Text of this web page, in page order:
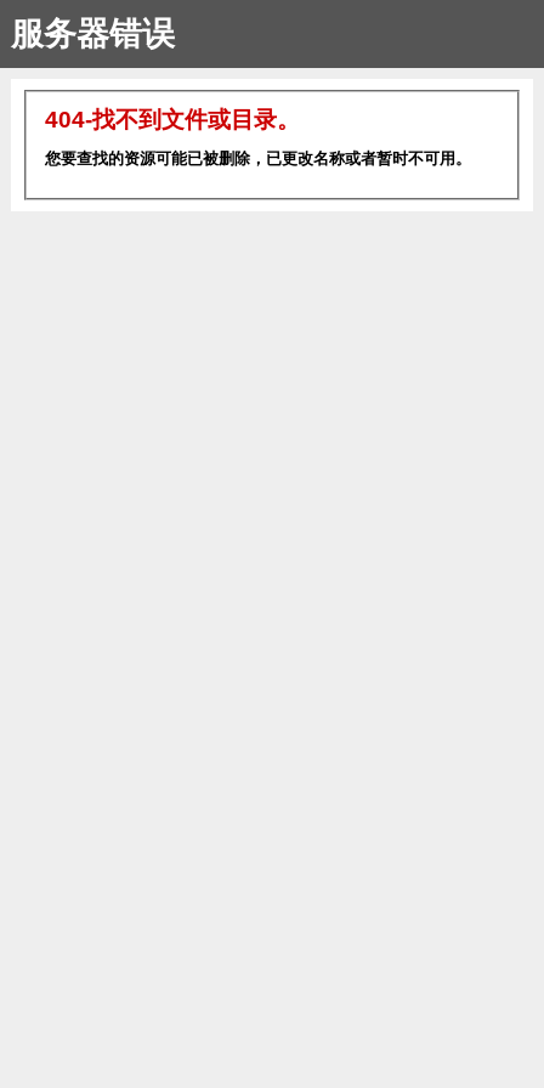
服务器错误
404-找不到文件或目录。
您要查找的资源可能已被删除，已更改名称或者暂时不可用。